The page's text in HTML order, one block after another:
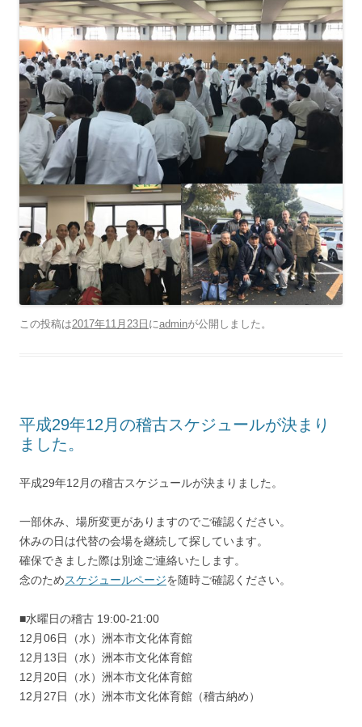
この投稿は2017年11月23日 にadminが公開しました 。
平成29年12月の稽古スケジュールが決まり
ました。
平成29年12月の稽古スケジュールが決まりました。
一部休み、場所変更がありますのでご確認ください。
休みの日は代替の会場を継続して探しています。
確保できました際は別途ご連絡いたします。
念のためスケジュールページを随時ご確認ください。
■水曜日の稽古 19:00-21:00
12月06日（水）洲本市文化体育館
12月13日（水）洲本市文化体育館
12月20日（水）洲本市文化体育館
12月27日（水）洲本市文化体育館（稽古納め）